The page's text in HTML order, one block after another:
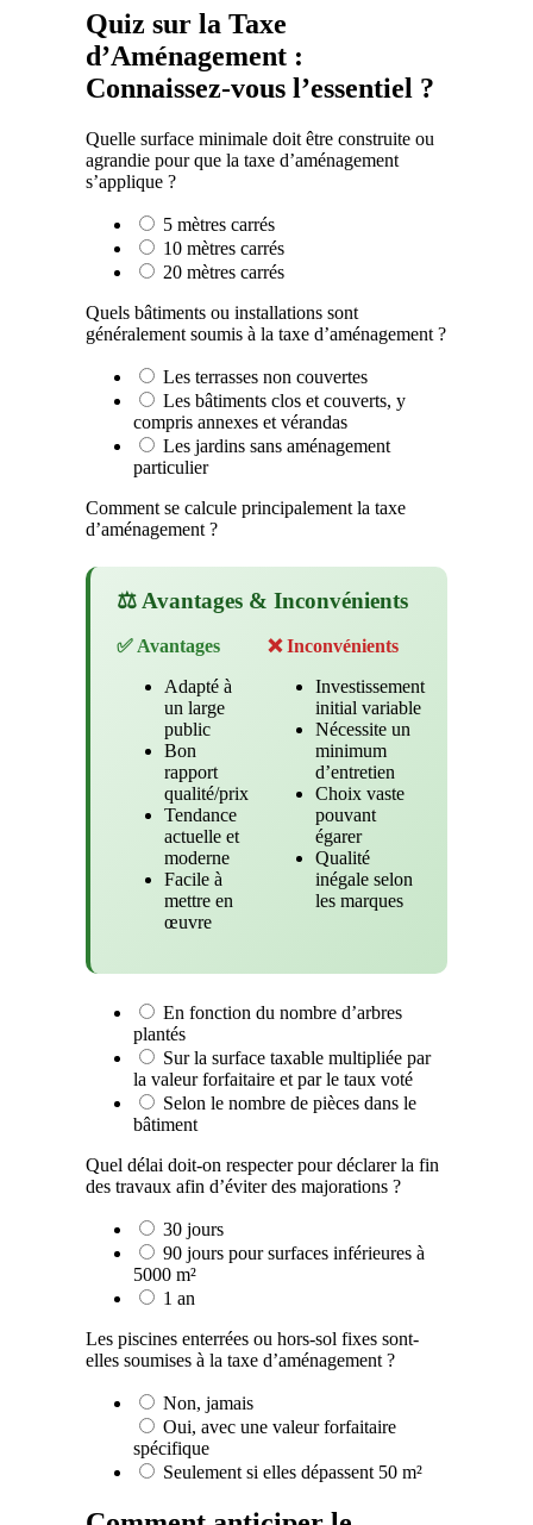
Quiz sur la Taxe
d’Aménagement :
Connaissez-vous l’essentiel ?
Quelle surface minimale doit être construite ou
agrandie pour que la taxe d’aménagement
s’applique ?
5 mètres carrés
10 mètres carrés
20 mètres carrés
Quels bâtiments ou installations sont
généralement soumis à la taxe d’aménagement ?
Les terrasses non couvertes
Les bâtiments clos et couverts, y
compris annexes et vérandas
Les jardins sans aménagement
particulier
Comment se calcule principalement la taxe
d’aménagement ?
⚖️ Avantages & Inconvénients
✅ Avantages
Adapté à
un large
public
Bon
rapport
qualité/prix
Tendance
actuelle et
moderne
Facile à
mettre en
œuvre
❌ Inconvénients
Investissement
initial variable
Nécessite un
minimum
d’entretien
Choix vaste
pouvant
égarer
Qualité
inégale selon
les marques
En fonction du nombre d’arbres
plantés
Sur la surface taxable multipliée par
la valeur forfaitaire et par le taux voté
Selon le nombre de pièces dans le
bâtiment
Quel délai doit-on respecter pour déclarer la fin
des travaux afin d’éviter des majorations ?
30 jours
90 jours pour surfaces inférieures à
5000 m²
1 an
Les piscines enterrées ou hors-sol fixes sont-
elles soumises à la taxe d’aménagement ?
Non, jamais
Oui, avec une valeur forfaitaire
spécifique
Seulement si elles dépassent 50 m²